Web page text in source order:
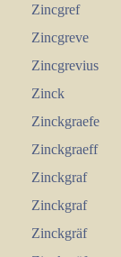
Zincgref
Zincgreve
Zincgrevius
Zinck
Zinckgraefe
Zinckgraeff
Zinckgraf
Zinckgraf
Zinckgräf